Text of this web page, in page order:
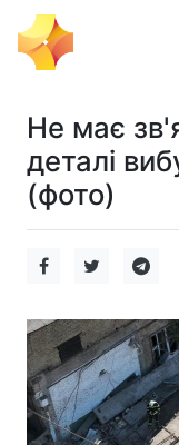
Не має
деталі
(фото)